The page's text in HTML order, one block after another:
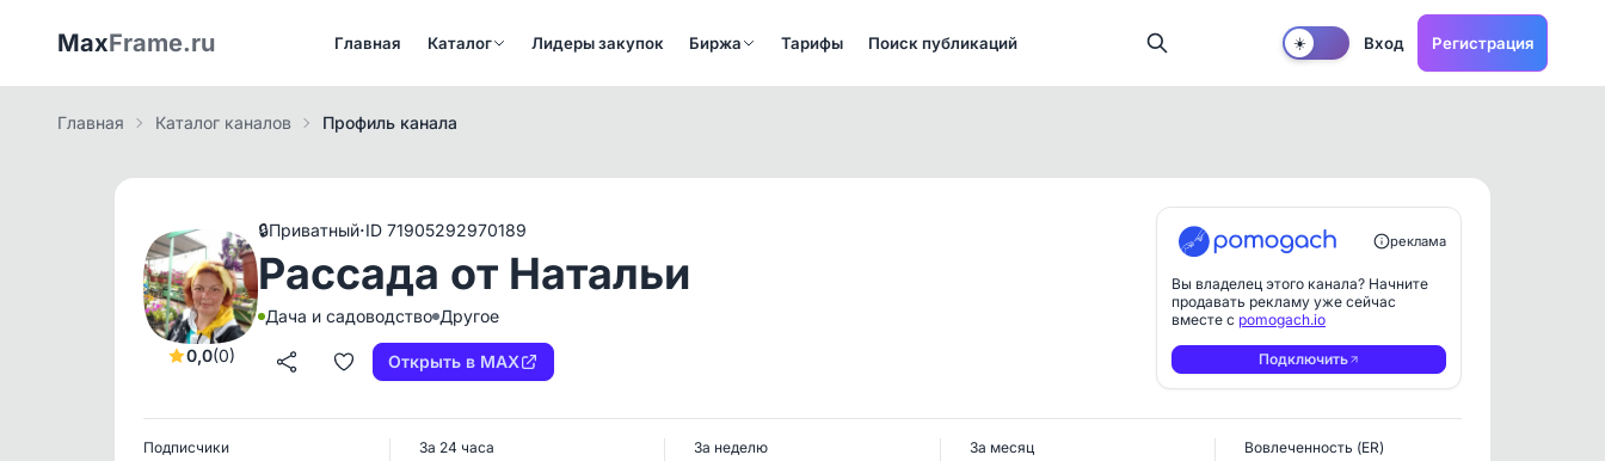
MaxFrame.ru Главная Каталог Лидеры закупок Биржа Тарифы Поиск публикаций ☀️ Вход Регистрация
Главная Каталог каналов Профиль канала
0,0(0)
🔒Приватный·ID 71905292970189
Рассада от Натальи
Дача и садоводство Другое
Открыть в MAX
реклама
Вы владелец этого канала? Начните
продавать рекламу уже сейчас
вместе с pomogach.io
Подключить
Подписчики За 24 часа За неделю За месяц Вовлеченность (ER)